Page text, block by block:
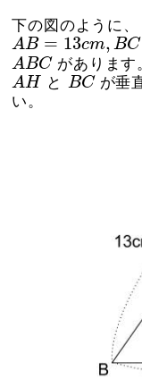
下の図のように、
AB = 13cm, BC
A B=13cm B C=8c
ABC
ABC
があります
AH
AH と BC
BCが垂
い。